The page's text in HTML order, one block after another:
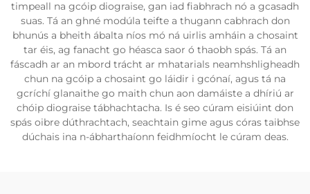
timpeall na gcóip diograise, gan iad fiabhrach nó a gcasadh
suas. Tá an ghné modúla teifte a thugann cabhrach don
bhunús a bheith ábalta níos mó ná uirlis amháin a chosaint
tar éis, ag fanacht go héasca saor ó thaobh spás. Tá an
fáscadh ar an mbord trácht ar mhatarials neamhshligheadh
chun na gcóip a chosaint go láidir i gcónaí, agus tá na
gcríchí glanaithe go maith chun aon damáiste a dhíriú ar
chóip diograise tábhachtacha. Is é seo cúram eisiúint don
spás oibre dúthrachtach, seachtain gime agus córas taibhse
dúchais ina n-ábharthaíonn feidhmíocht le cúram deas.